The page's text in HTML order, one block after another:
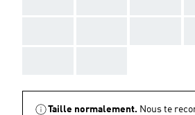
Taille normalement. Nous te